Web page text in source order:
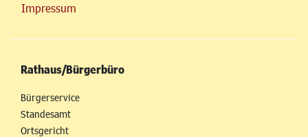
Impressum
Rathaus/Bürgerbüro
Bürgerservice
Standesamt
Ortsgericht